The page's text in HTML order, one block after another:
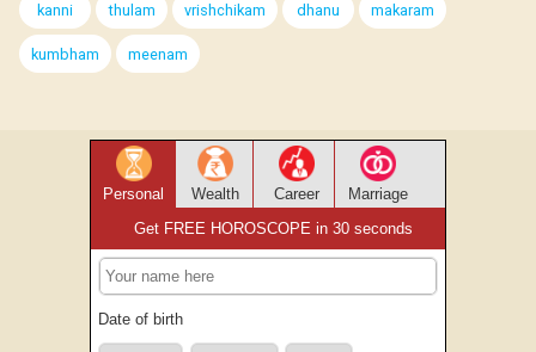
kanni thulam vrishchikam dhanu makaram
kumbham meenam
Personal Wealth Career Marriage
Get FREE HOROSCOPE in 30 seconds
Date of birth